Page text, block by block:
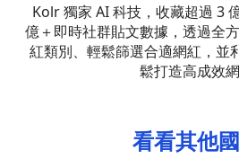
Kolr 獨家 AI 科技，收藏超過 3
億＋即時社群貼文數據，透過全
紅類別、輕鬆篩選合適網紅，並
鬆打造高成效網
看看其他